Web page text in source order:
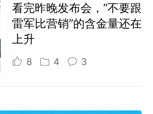
看完昨晚发布会，“不要跟
雷军比营销”的含金量还在
上升
8 4 3